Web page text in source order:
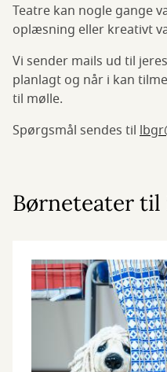
Teatre kan nogle gange
oplæsning eller kreativt
Vi sender mails ud til
planlagt og når i kan
til mølle.
Spørgsmål sendes til
Børneteater